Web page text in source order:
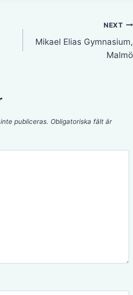
NEXT
Mikael Elias Gymnasium,
Malmö
publiceras. Obligatoriska fält är